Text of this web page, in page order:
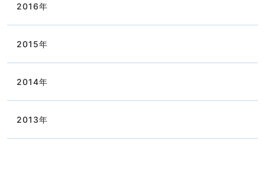
2016年
2015年
2014年
2013年